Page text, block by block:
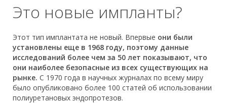
Это новые импланты?
Этот тип имплантата не новый. Впервые они были
установлены еще в 1968 году, поэтому данные
исследований более чем за 50 лет показывают, что
они наиболее безопасные из всех существующих на
рынке. С 1970 года в научных журналах по всему миру
было опубликовано более 100 статей об использовании
полиуретановых эндопротезов.